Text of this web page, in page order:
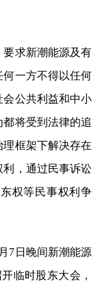
要求新潮能源及有
何一方不得以任何
公共利益和中小
将受到法律的追
框架下解决存在
利，通过民事诉讼
权等民事权利争
7日晚间新潮能源
临时股东大会，